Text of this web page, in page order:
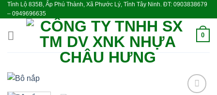
Skip
to
content
Tỉnh Lộ 835B, Ấp Phú Thành, Xã Phước Lý, Tỉnh Tây Ninh. ĐT: 0903838679
– 0949696635
0